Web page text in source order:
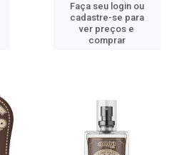
Faça seu login ou
cadastre-se para
ver preços e
comprar